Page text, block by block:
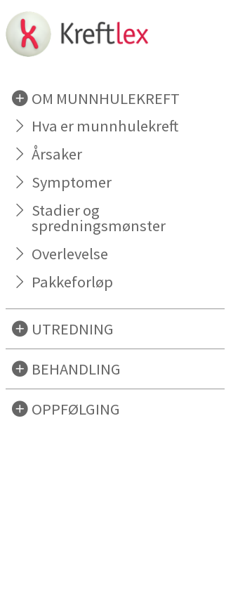
OM MUNNHULEKREFT
Hva er munnhulekreft
Årsaker
Symptomer
Stadier og
spredningsmønster
Overlevelse
Pakkeforløp
UTREDNING
BEHANDLING
OPPFØLGING